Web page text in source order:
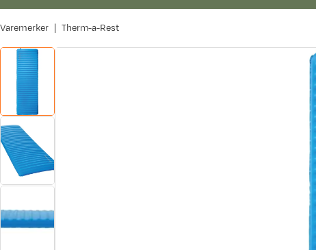
Varemerker Therm-a-Rest